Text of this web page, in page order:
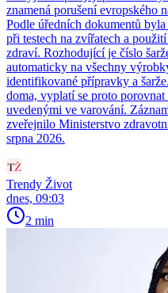
znamená porušení evropského
Podle úředních dokumentů
při testech na zvířatech a
zdraví. Rozhodující je číslo
automaticky na všechny
identifikované přípravky a
doma, vyplatí se proto
uvedenými ve varování.
zveřejnilo Ministerstvo
srpna 2026.
Trendy Život
dnes, 09:03
2 min